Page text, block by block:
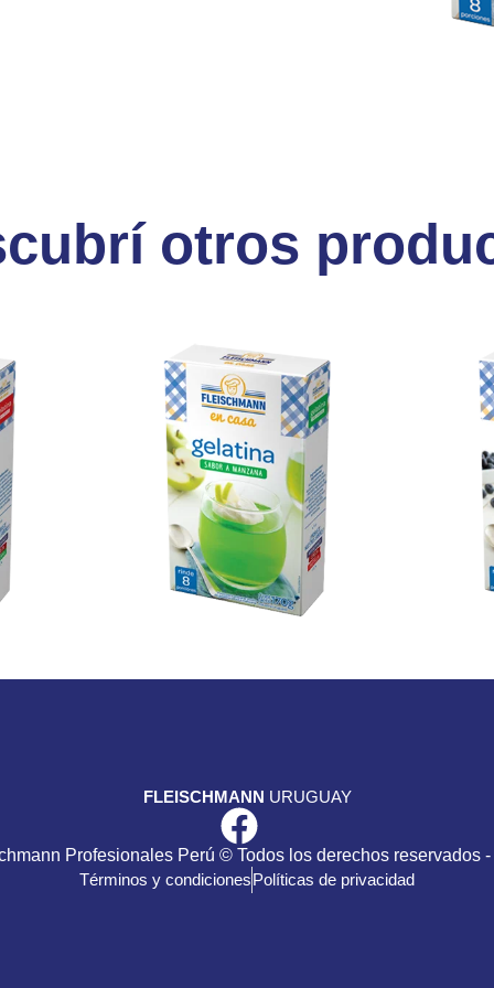
otros
FLEISCHMANN URUGUAY
Profesionales Perú © Todos los derechos reservados
Términos y condicionesPolíticas de privacidad